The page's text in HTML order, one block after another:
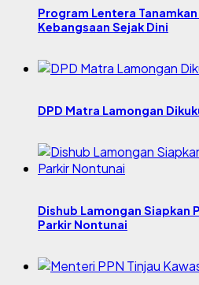
Program Lentera
Kebangsaan Sejak Dini
DPD Matra Lamongan
Dishub Lamongan Siapkan
Parkir Nontunai